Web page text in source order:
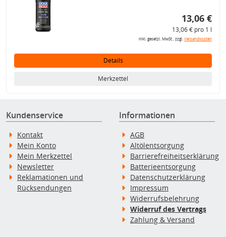
13,06 €
13,06 € pro 1 l
inkl. gesetzl. MwSt., zzgl.Versandkosten
Details
Merkzettel
Kundenservice
Kontakt
Mein Konto
Mein Merkzettel
Newsletter
Reklamationen und
Rücksendungen
Informationen
AGB
Altölentsorgung
Barrierefreiheitserklärung
Batterieentsorgung
Datenschutzerklärung
Impressum
Widerrufsbelehrung
Widerruf des Vertrags
Zahlung & Versand